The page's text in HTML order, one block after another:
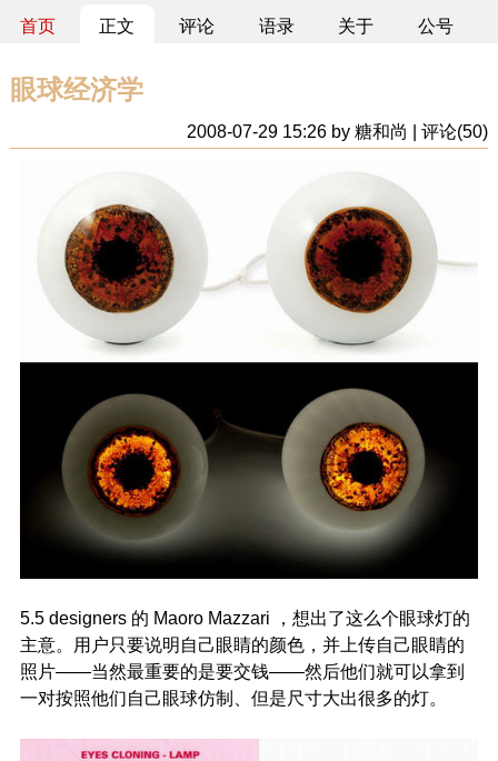
首页 正文 评论 语录 关于 公号
眼球经济学
2008-07-29 15:26 by 糖和尚 | 评论(50)
5.5 designers 的 Maoro Mazzari ，想出了这么个眼球灯的
主意。用户只要说明自己眼睛的颜色，并上传自己眼睛的
照片——当然最重要的是要交钱——然后他们就可以拿到
一对按照他们自己眼球仿制、但是尺寸大出很多的灯。